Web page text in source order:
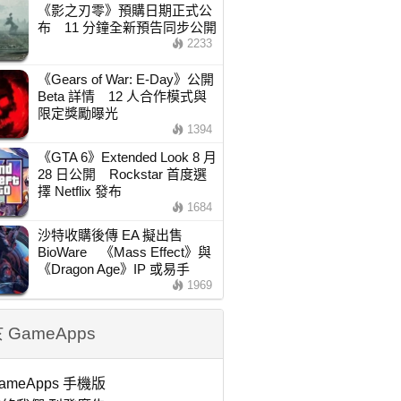
《影之刃零》預購日期正式公
布 11 分鐘全新預告同步公開
2233
《Gears of War: E-Day》公開
Beta 詳情 12 人合作模式與
限定獎勵曝光
1394
《GTA 6》Extended Look 8 月
28 日公開 Rockstar 首度選
擇 Netflix 發布
1684
沙特收購後傳 EA 擬出售
BioWare 《Mass Effect》與
《Dragon Age》IP 或易手
1969
GameApps
手機版